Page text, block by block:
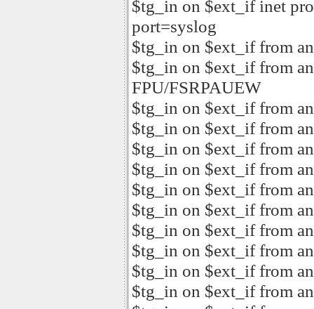
$tg_in on $ext_if inet
port=syslog
$tg_in on $ext_if from
$tg_in on $ext_if from
FPU/FSRPAUEW
$tg_in on $ext_if from
$tg_in on $ext_if from
$tg_in on $ext_if from
$tg_in on $ext_if from
$tg_in on $ext_if from
$tg_in on $ext_if from
$tg_in on $ext_if from
$tg_in on $ext_if from
$tg_in on $ext_if from
$tg_in on $ext_if from